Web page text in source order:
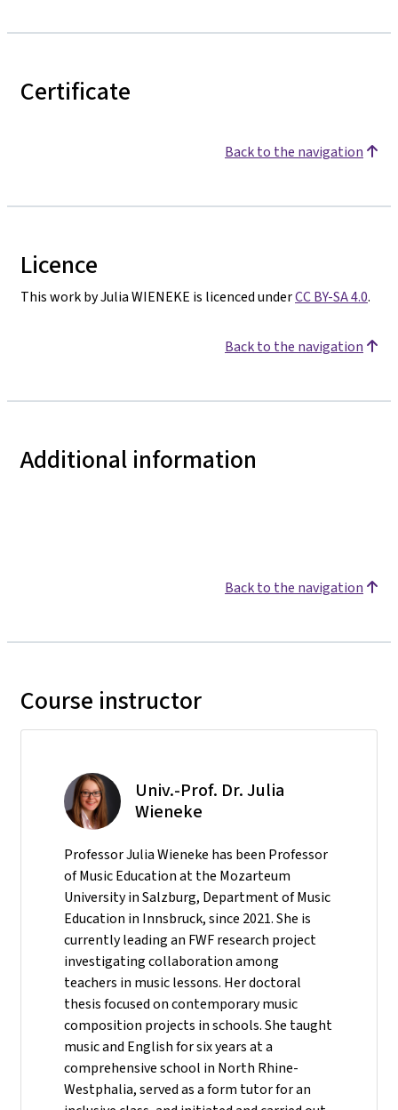
Certificate
Back to the navigation
Licence
This work by Julia WIENEKE is licenced underCC BY-SA 4.0.
Back to the navigation
Additional information
Back to the navigation
Course instructor
Univ.-Prof. Dr. Julia
Wieneke
Professor Julia Wieneke has been Professor
of Music Education at the Mozarteum
University in Salzburg, Department of Music
Education in Innsbruck, since 2021. She is
currently leading an FWF research project
investigating collaboration among
teachers in music lessons. Her doctoral
thesis focused on contemporary music
composition projects in schools. She taught
music and English for six years at a
comprehensive school in North Rhine-
Westphalia, served as a form tutor for an